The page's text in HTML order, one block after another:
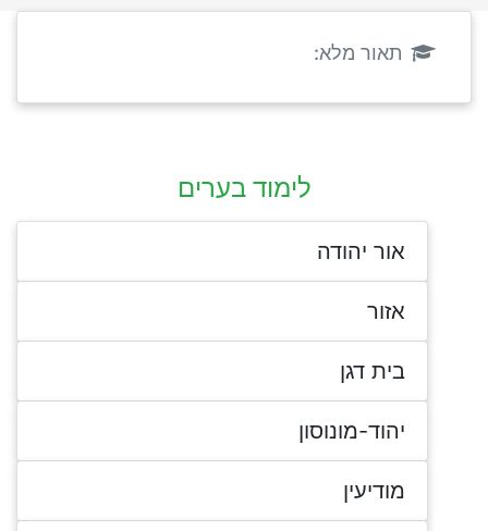
תאור מלא:
לימוד בערים
אור יהודה
אזור
בית דגן
יהוד-מונוסון
מודיעין